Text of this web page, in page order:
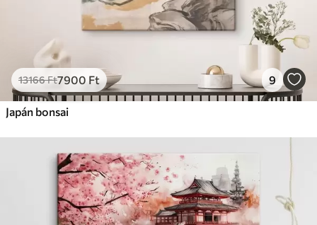
13166Ft7900 Ft 9
Japán bonsai